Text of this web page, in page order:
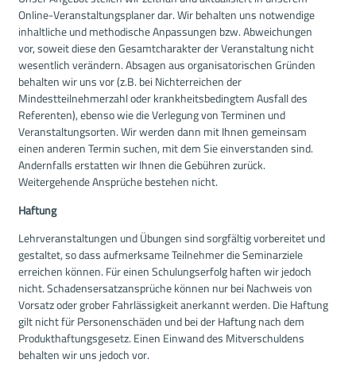
Online-Veranstaltungsplaner dar. Wir behalten uns notwendige
inhaltliche und methodische Anpassungen bzw. Abweichungen
vor, soweit diese den Gesamtcharakter der Veranstaltung nicht
wesentlich verändern. Absagen aus organisatorischen Gründen
behalten wir uns vor (z.B. bei Nichterreichen der
Mindestteilnehmerzahl oder krankheitsbedingtem Ausfall des
Referenten), ebenso wie die Verlegung von Terminen und
Veranstaltungsorten. Wir werden dann mit Ihnen gemeinsam
einen anderen Termin suchen, mit dem Sie einverstanden sind.
Andernfalls erstatten wir Ihnen die Gebühren zurück.
Weitergehende Ansprüche bestehen nicht.
Haftung
Lehrveranstaltungen und Übungen sind sorgfältig vorbereitet und
gestaltet, so dass aufmerksame Teilnehmer die Seminarziele
erreichen können. Für einen Schulungserfolg haften wir jedoch
nicht. Schadensersatzansprüche können nur bei Nachweis von
Vorsatz oder grober Fahrlässigkeit anerkannt werden. Die Haftung
gilt nicht für Personenschäden und bei der Haftung nach dem
Produkthaftungsgesetz. Einen Einwand des Mitverschuldens
behalten wir uns jedoch vor.